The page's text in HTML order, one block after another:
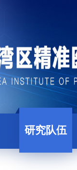
研究队伍
全职科研人员